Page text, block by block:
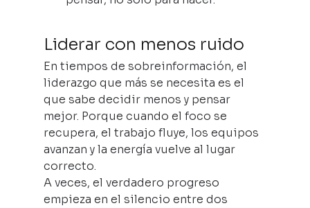
Liderar con menos ruido
En tiempos de sobreinformación, el
liderazgo que más se necesita es el
que sabe decidir menos y pensar
mejor. Porque cuando el foco se
recupera, el trabajo fluye, los equipos
avanzan y la energía vuelve al lugar
correcto.
A veces, el verdadero progreso
empieza en el silencio entre dos